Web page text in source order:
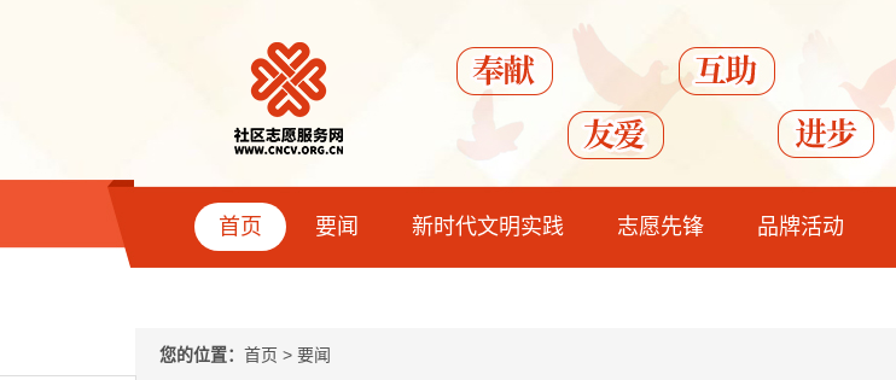
首页 要闻 新时代文明实践 志愿先锋 品牌活动
您的位置： 首页 > 要闻